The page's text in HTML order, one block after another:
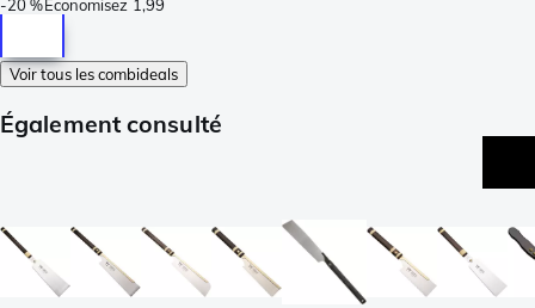
-20 %Économisez 1,99
Voir tous les combideals
Également consulté